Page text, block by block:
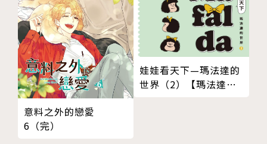
意料之外的戀愛
6（完）
娃娃看天下—瑪法達的
世界（2）【瑪法達降